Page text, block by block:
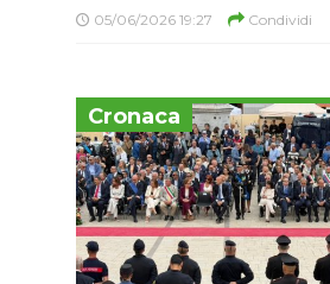
05/06/2026 19:27 Condividi
Cronaca